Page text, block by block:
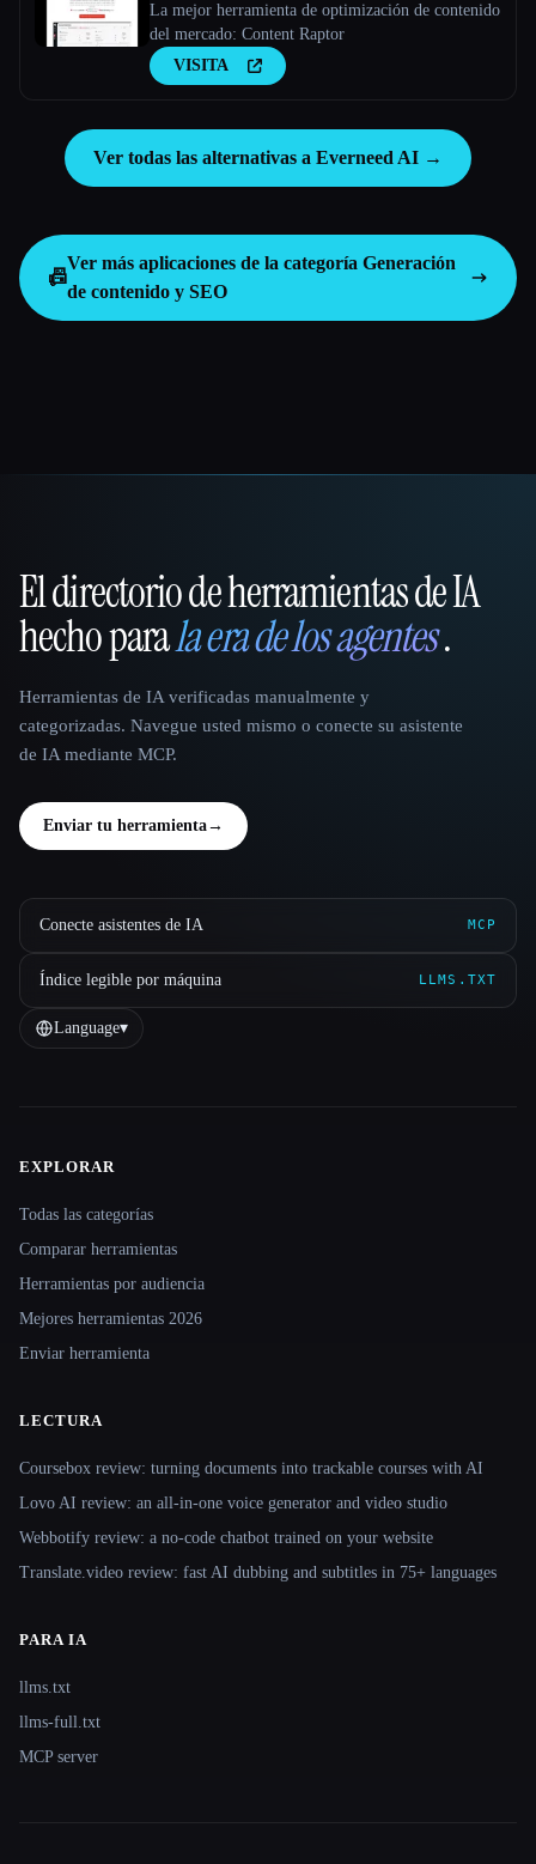
La mejor herramienta de optimización de contenido
del mercado: Content Raptor
VISITA
Ver todas las alternativas a Everneed AI →
📠
Ver más aplicaciones de la categoría Generación
de contenido y SEO
That AI Collection
El directorio de herramientas de IA
hecho parala era de los agentes.
Herramientas de IA verificadas manualmente y
categorizadas. Navegue usted mismo o conecte su asistente
de IA mediante MCP.
Enviar tu herramienta→
Conecte asistentes de IA MCP
Índice legible por máquina LLMS.TXT
Language▾
Site navigation
EXPLORAR
Todas las categorías
Comparar herramientas
Herramientas por audiencia
Mejores herramientas 2026
Enviar herramienta
LECTURA
Coursebox review: turning documents into trackable courses with AI
Lovo AI review: an all-in-one voice generator and video studio
Webbotify review: a no-code chatbot trained on your website
Translate.video review: fast AI dubbing and subtitles in 75+ languages
PARA IA
llms.txt
llms-full.txt
MCP server